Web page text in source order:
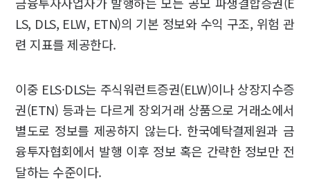
LS, DLS, ELW, ETN)의 기본 정보와 수익 구조, 위험 관
련 지표를 제공한다.
이중 ELS·DLS는 주식워런트증권(ELW)이나 상장지수증
권(ETN) 등과는 다르게 장외거래 상품으로 거래소에서
별도로 정보를 제공하지 않는다. 한국예탁결제원과 금
융투자협회에서 발행 이후 정보 혹은 간략한 정보만 전
달하는 수준이다.